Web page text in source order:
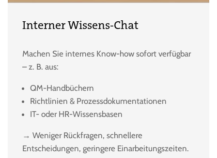
Interner Wissens-Chat
Machen Sie internes Know-how sofort verfügbar
– z. B. aus:
QM-Handbüchern
Richtlinien & Prozessdokumentationen
IT- oder HR-Wissensbasen
→ Weniger Rückfragen, schnellere
Entscheidungen, geringere Einarbeitungszeiten.